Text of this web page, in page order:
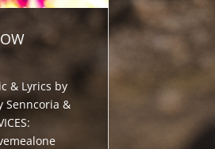
& Lyrics by
&